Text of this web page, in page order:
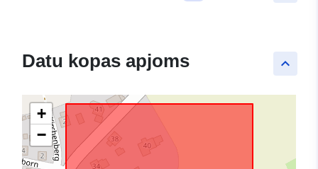
keyboard_arrow_up
Datu kopas apjoms
+
−